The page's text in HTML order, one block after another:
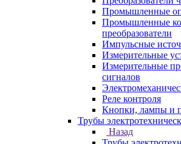
Промышленные
Промышленные
преобразователи
Импульсные
Измерительные
Измерительные
сигналов
Реле контроля
Кнопки, лампы и
Трубы
Назад